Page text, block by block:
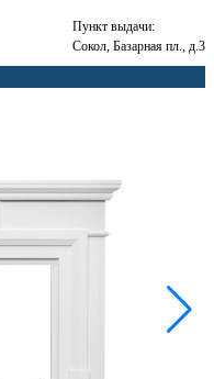
Пункт выдачи:
Сокол, Базарная пл., д.3